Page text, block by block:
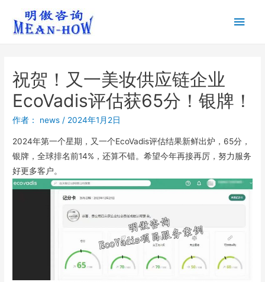
祝贺！又一美妆供应链企业
EcoVadis评估获65分！银牌！
作者： news / 2024年1月2日
2024年第一个星期，又一个EcoVadis评估结果新鲜出炉，65分，
银牌，全球排名前14%，还算不错。希望今年再接再厉，努力服务
好更多客户。